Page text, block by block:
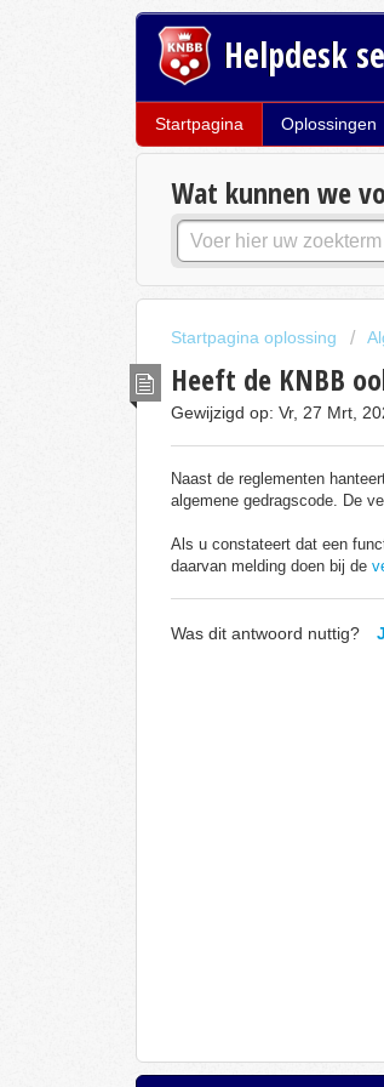
Helpdesk
Startpagina Oplossingen
Wat kunnen we
Startpagina oplossing
Heeft de KNBB
Gewijzigd op: Vr, 27 Mrt,
Naast de reglementen
algemene gedragscode. De
Als u constateert dat een
daarvan melding doen bij de
Was dit antwoord nuttig?